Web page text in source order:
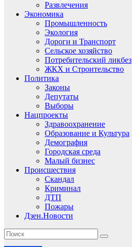
Развлечения
Экономика
Промышленность
Экология
Дороги и Транспорт
Сельское хозяйство
Потребительский ликбез
ЖКХ и Строительство
Политика
Законы
Депутаты
Выборы
Нацпроекты
Здравоохранение
Образование и Культура
Демография
Городская среда
Малый бизнес
Происшествия
Скандал
Криминал
ДТП
Пожары
Дзен.Новости